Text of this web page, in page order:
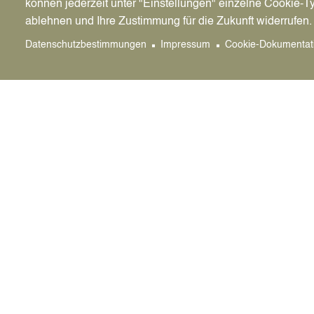
Beginn:
Neue
Zum
können jederzeit unter "Einstellungen" einzelne Cookie-
ablehnen und Ihre Zustimmung für die Zukunft widerrufen.
Datenschutzbestimmungen Impressum Cookie-